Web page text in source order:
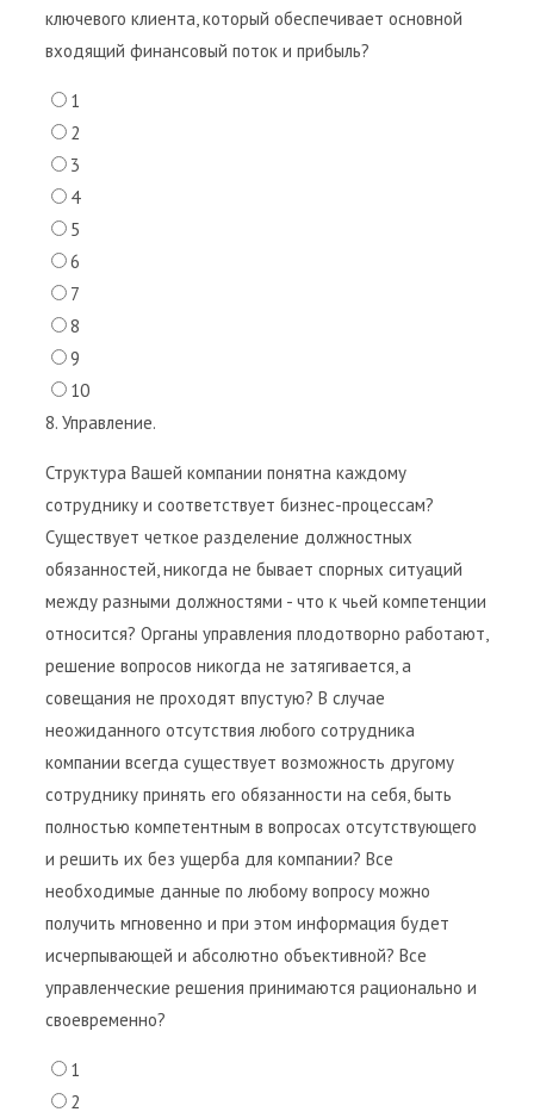
ключевого клиента, который обеспечивает основной
входящий финансовый поток и прибыль?
1
2
3
4
5
6
7
8
9
10
8. Управление.
Структура Вашей компании понятна каждому
сотруднику и соответствует бизнес-процессам?
Существует четкое разделение должностных
обязанностей, никогда не бывает спорных ситуаций
между разными должностями - что к чьей компетенции
относится? Органы управления плодотворно работают,
решение вопросов никогда не затягивается, а
совещания не проходят впустую? В случае
неожиданного отсутствия любого сотрудника
компании всегда существует возможность другому
сотруднику принять его обязанности на себя, быть
полностью компетентным в вопросах отсутствующего
и решить их без ущерба для компании? Все
необходимые данные по любому вопросу можно
получить мгновенно и при этом информация будет
исчерпывающей и абсолютно объективной? Все
управленческие решения принимаются рационально и
своевременно?
1
2